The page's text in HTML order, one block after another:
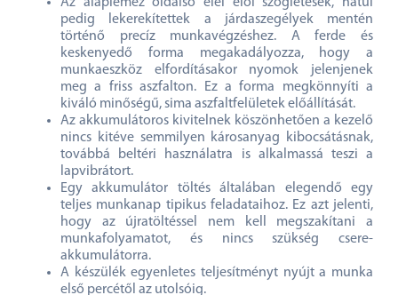
pedig lekerekítettek a járdaszegélyek mentén
történő precíz munkavégzéshez. A ferde és
keskenyedő forma megakadályozza, hogy a
munkaeszköz elfordításakor nyomok jelenjenek
meg a friss aszfalton. Ez a forma megkönnyíti a
kiváló minőségű, sima aszfaltfelületek előállítását.
Az akkumulátoros kivitelnek köszönhetően a kezelő
nincs kitéve semmilyen károsanyag kibocsátásnak,
továbbá beltéri használatra is alkalmassá teszi a
lapvibrátort.
Egy akkumulátor töltés általában elegendő egy
teljes munkanap tipikus feladataihoz. Ez azt jelenti,
hogy az újratöltéssel nem kell megszakítani a
munkafolyamatot, és nincs szükség csere-
akkumulátorra.
A készülék egyenletes teljesítményt nyújt a munka
első percétől az utolsóig.